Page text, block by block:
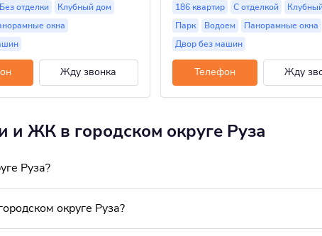
Без отделки
Клубный дом
окна
Жду звонка
186 квартир С отделкой
Парк
Водоем
Панорамные окна
Двор без машин
Телефон Жду
и ЖК в городском округе Руза
Руза?
округе Руза?